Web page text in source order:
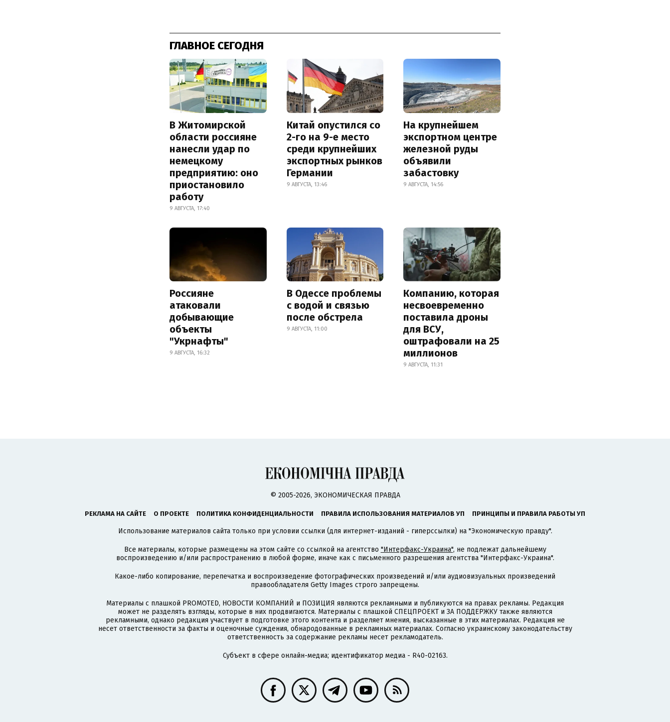
ГЛАВНОЕ СЕГОДНЯ
В Житомирской
области россияне
нанесли удар по
немецкому
предприятию: оно
приостановило
работу
9 АВГУСТА, 17:40
Китай опустился со
2-го на 9-е место
среди крупнейших
экспортных рынков
Германии
9 АВГУСТА, 13:46
На крупнейшем
экспортном центре
железной руды
объявили
забастовку
9 АВГУСТА, 14:56
Россияне
атаковали
добывающие
объекты
"Укрнафты"
9 АВГУСТА, 16:32
В Одессе проблемы
с водой и связью
после обстрела
9 АВГУСТА, 11:00
Компанию, которая
несвоевременно
поставила дроны
для ВСУ,
оштрафовали на 25
миллионов
9 АВГУСТА, 11:31
© 2005-2026, ЭКОНОМИЧЕСКАЯ ПРАВДА
РЕКЛАМА НА САЙТЕ О ПРОЕКТЕ ПОЛИТИКА КОНФИДЕНЦИАЛЬНОСТИ ПРАВИЛА ИСПОЛЬЗОВАНИЯ МАТЕРИАЛОВ УП ПРИНЦИПЫ И ПРАВИЛА РАБОТЫ УП
Использование материалов сайта только при условии ссылки (для интернет-изданий - гиперссылки) на "Экономическую правду".
Все материалы, которые размещены на этом сайте со ссылкой на агентство "Интерфакс-Украина", не подлежат дальнейшему
воспроизведению и/или распространению в любой форме, иначе как с письменного разрешения агентства "Интерфакс-Украина".
Какое-либо копирование, перепечатка и воспроизведение фотографических произведений и/или аудиовизуальных произведений
правообладателя Getty Images строго запрещены.
Материалы с плашкой PROMOTED, НОВОСТИ КОМПАНИЙ и ПОЗИЦИЯ являются рекламными и публикуются на правах рекламы. Редакция
может не разделять взгляды, которые в них продвигаются. Материалы с плашкой СПЕЦПРОЕКТ и ЗА ПОДДЕРЖКУ также являются
рекламными, однако редакция участвует в подготовке этого контента и разделяет мнения, высказанные в этих материалах. Редакция не
несет ответственности за факты и оценочные суждения, обнародованные в рекламных материалах. Согласно украинскому законодательству
ответственность за содержание рекламы несет рекламодатель.
Субъект в сфере онлайн-медиа; идентификатор медиа - R40-02163.